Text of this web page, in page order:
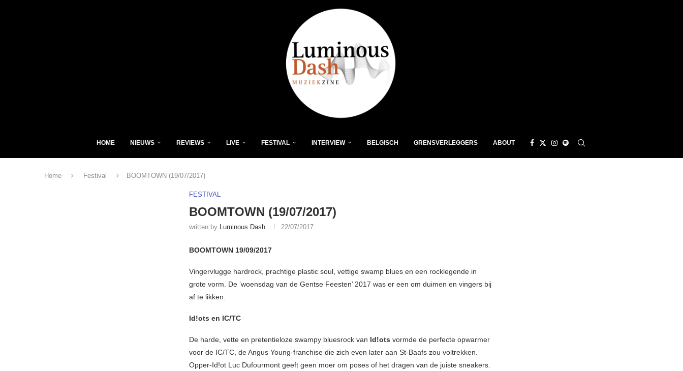
HOME NIEUWS REVIEWS LIVE FESTIVAL INTERVIEW BELGISCH GRENSVERLEGGERS ABOUT
Home Festival BOOMTOWN (19/07/2017)
FESTIVAL
BOOMTOWN (19/07/2017)
written by Luminous Dash 22/07/2017
BOOMTOWN 19/09/2017
Vingervlugge hardrock, prachtige plastic soul, vettige swamp blues en een rocklegende in
grote vorm. De ‘woensdag van de Gentse Feesten’ 2017 was er een om duimen en vingers bij
af te likken.
Id!ots en IC/TC
De harde, vette en pretentieloze swampy bluesrock van Id!ots vormde de perfecte opwarmer
voor de IC/TC, de Angus Young-franchise die zich even later aan St-Baafs zou voltrekken.
Opper-Id!ot Luc Dufourmont geeft geen moer om poses of het dragen van de juiste sneakers.